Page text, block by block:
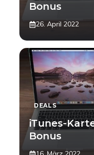
Bonus
26. April 2022
DEALS
iTunes-
Bonus